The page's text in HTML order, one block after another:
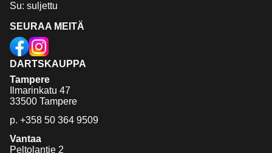
DARTSKAUPPA
Tampere
Ilmarinkatu 47
33500 Tampere
p. +358 50 364 9509
Vantaa
Peltolantie 2
SEURAA MEITÄ
Su: suljettu